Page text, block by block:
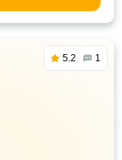
5.2 1